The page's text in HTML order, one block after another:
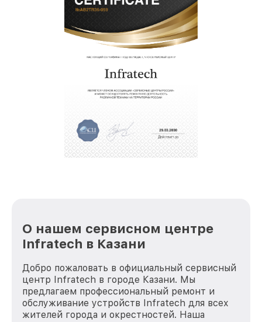
лицензированное ПО в ремонтно-
диагностических мастерских;
собственный склад комплектующих, что
позволяет сократить сроки
восстановительных работ;
услуги курьера для владельцев
крупногабаритной техники, которые
обеспечат доставку устройств в сервис в
полной сохранности и бесплатно.
положительные отзывы и обрели отличную
репутацию. Мы постоянно совершенствуемся и
О нашем сервисном центре
Infratech в Казани
Добро пожаловать в официальный сервисный
центр Infratech в городе Казани. Мы
предлагаем профессиональный ремонт и
обслуживание устройств Infratech для всех
жителей города и окрестностей. Наша